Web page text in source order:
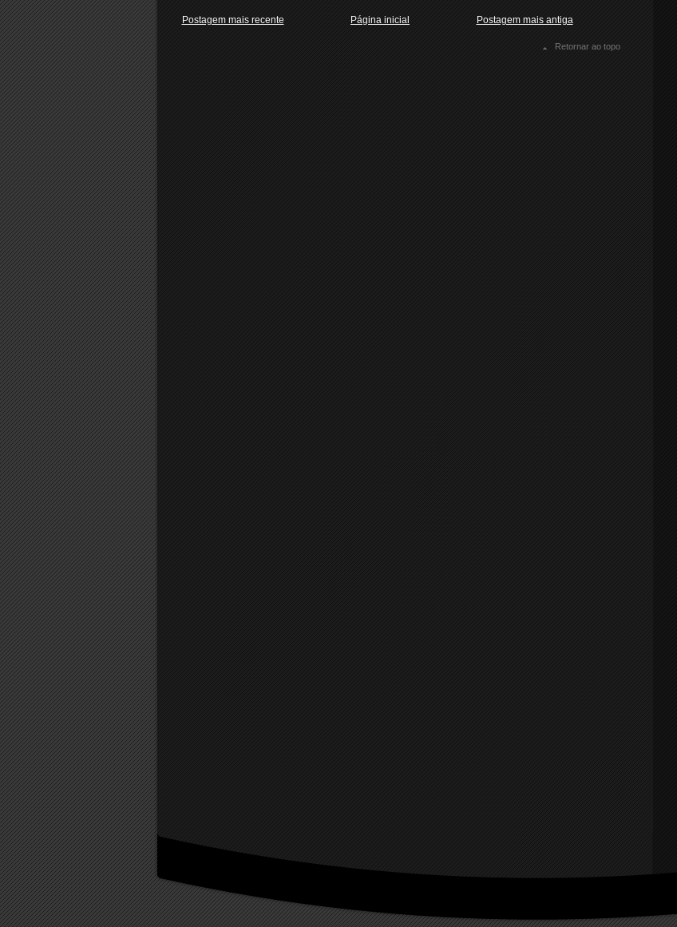
Postagem mais recente Postagem mais antiga
Página inicial
Retornar ao topo